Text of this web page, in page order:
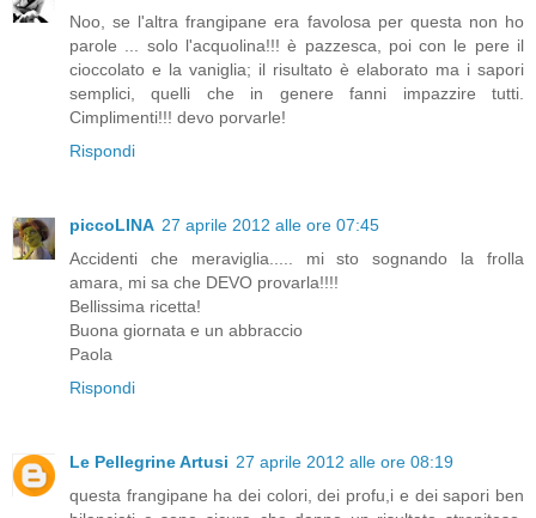
Noo, se l'altra frangipane era favolosa per questa non ho
parole ... solo l'acquolina!!! è pazzesca, poi con le pere il
cioccolato e la vaniglia; il risultato è elaborato ma i sapori
semplici, quelli che in genere fanni impazzire tutti.
Cimplimenti!!! devo porvarle!
Rispondi
piccoLINA 27 aprile 2012 alle ore 07:45
Accidenti che meraviglia..... mi sto sognando la frolla
amara, mi sa che DEVO provarla!!!!
Bellissima ricetta!
Buona giornata e un abbraccio
Paola
Rispondi
Le Pellegrine Artusi 27 aprile 2012 alle ore 08:19
questa frangipane ha dei colori, dei profu,i e dei sapori ben